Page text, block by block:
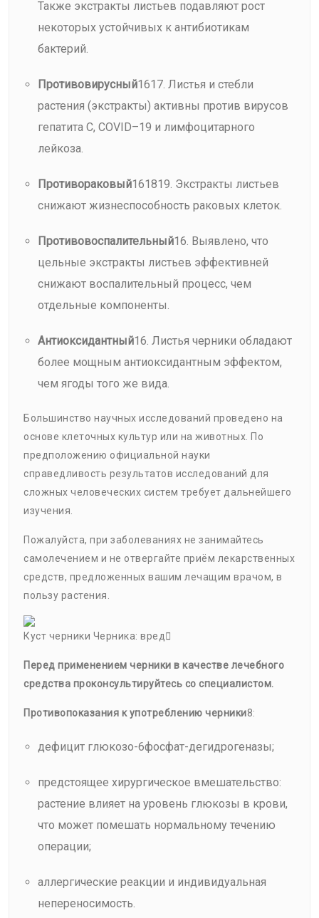
Также экстракты листьев подавляют рост
некоторых устойчивых к антибиотикам
бактерий.
Противовирусный1617. Листья и стебли
растения (экстракты) активны против вирусов
гепатита С, COVID–19 и лимфоцитарного
лейкоза.
Противораковый161819. Экстракты листьев
снижают жизнеспособность раковых клеток.
Противовоспалительный16. Выявлено, что
цельные экстракты листьев эффективней
снижают воспалительный процесс, чем
отдельные компоненты.
Антиоксидантный16. Листья черники обладают
более мощным антиоксидантным эффектом,
чем ягоды того же вида.
Большинство научных исследований проведено на
основе клеточных культур или на животных. По
предположению официальной науки
справедливость результатов исследований для
сложных человеческих систем требует дальнейшего
изучения.
Пожалуйста, при заболеваниях не занимайтесь
самолечением и не отвергайте приём лекарственных
средств, предложенных вашим лечащим врачом, в
пользу растения.
Куст черники Черника: вред
Перед применением черники в качестве лечебного
средства проконсультируйтесь со специалистом.
Противопоказания к употреблению черники8:
дефицит глюкозо-6фосфат-дегидрогеназы;
предстоящее хирургическое вмешательство:
растение влияет на уровень глюкозы в крови,
что может помешать нормальному течению
операции;
аллергические реакции и индивидуальная
непереносимость.